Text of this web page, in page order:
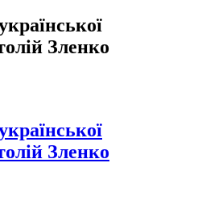
Зленко
Зленко